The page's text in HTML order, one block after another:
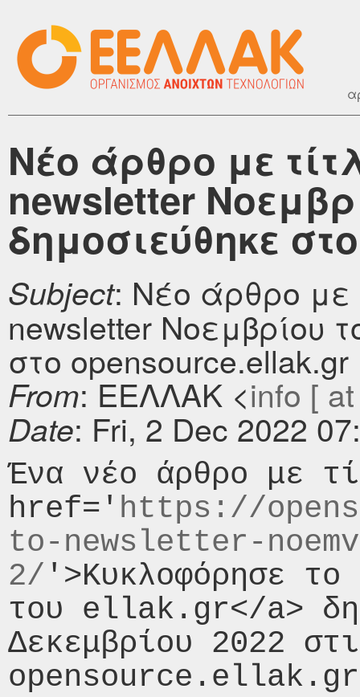
Νέο άρθρο με
newsletter
δημοσιεύθηκε
Subject: Νέο άρθρο με
newsletter Νοεμβρίου
στο opensource.ellak.gr
From: ΕΕΛΛΑΚ <info [
Date: Fri, 2 Dec 2022
Ένα νέο άρθρο με
href=' https://
to-newsletter-
2/ '>Κυκλοφόρησε
του ellak.gr</a>
Δεκεμβρίου 2022